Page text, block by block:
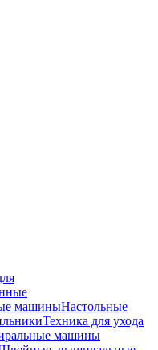
машиныНастольные
Техника для ухода
машины